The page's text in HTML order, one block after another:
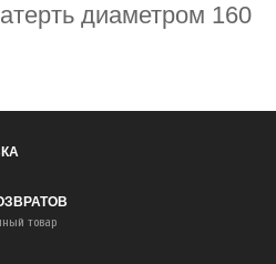
диаметром 160
товар